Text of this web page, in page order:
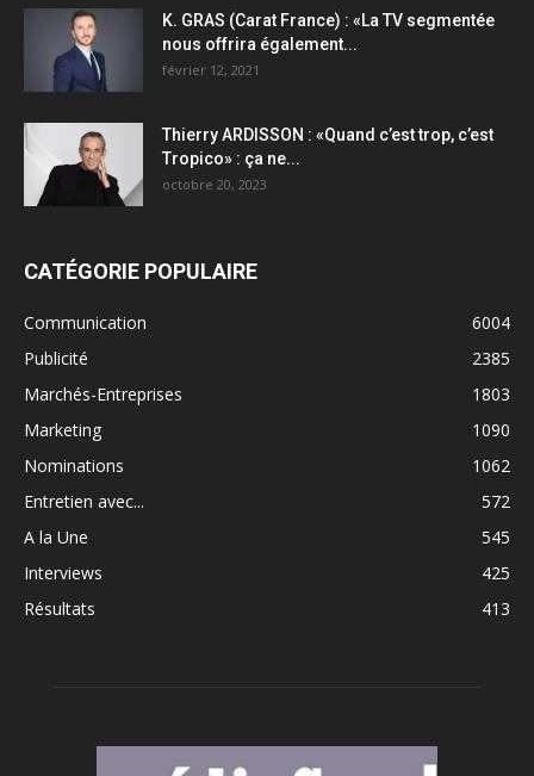
K. GRAS (Carat France) : «La TV segmentée
nous offrira également...
février 12, 2021
Thierry ARDISSON : «Quand c’est trop, c’est
Tropico» : ça ne...
octobre 20, 2023
CATÉGORIE POPULAIRE
Communication
6004
Publicité
2385
Marchés-Entreprises
1803
Marketing
1090
Nominations
1062
Entretien avec...
572
A la Une
545
Interviews
425
Résultats
413